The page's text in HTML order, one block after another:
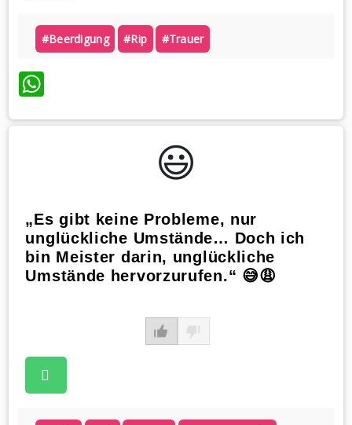
#beerdigung #rip #trauer
WhatsApp
😃️
„Es gibt keine Probleme, nur
unglückliche Umstände… Doch ich
bin Meister darin, unglückliche
Umstände hervorzurufen.“ 😅😩